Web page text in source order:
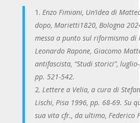
Enzo Fimiani, Un’idea di
dopo, Marietti1820, Bologna
messa a punto sul riformismo di
Leonardo Rapone, Giacomo
antifascista, “Studi storici”,
pp. 521-542.
Lettere a Velia, a cura di
Lischi, Pisa 1996, pp. 68-69. Su
sua vita cfr., da ultimo, Federico